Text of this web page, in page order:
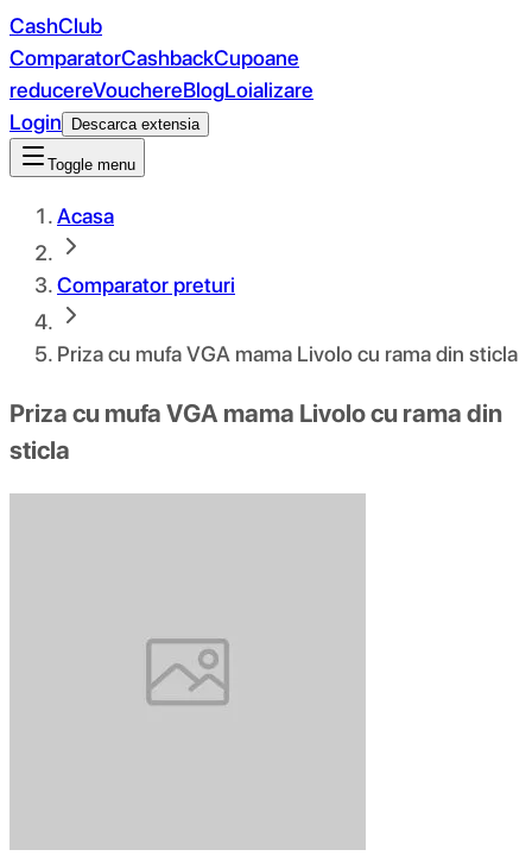
CashClub
ComparatorCashbackCupoane
reducereVouchereBlogLoializare
Login
Descarca extensia
Toggle menu
Acasa
Comparator preturi
Priza cu mufa VGA mama Livolo cu rama din sticla
Priza cu mufa VGA mama Livolo cu rama din
sticla